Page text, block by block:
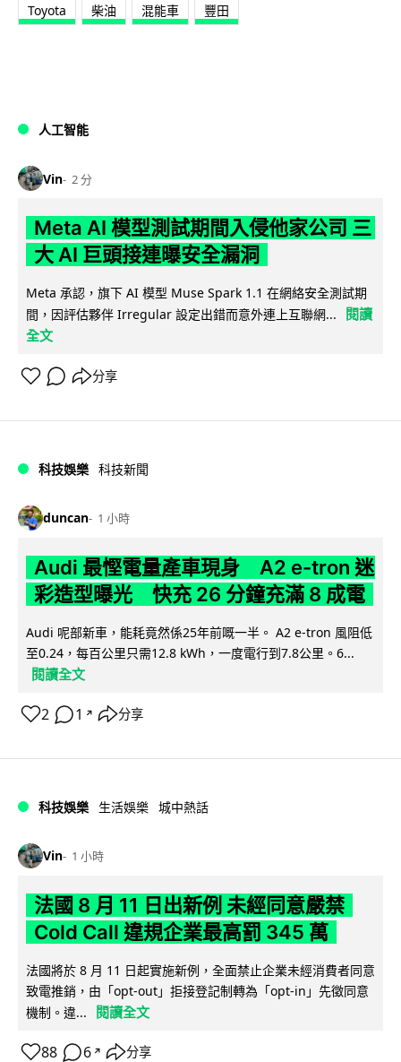
Toyota 柴油 混能車 豐田
人工智能
Vin 2 分
Meta AI 模型測試期間入侵他家公司 三
大 AI 巨頭接連曝安全漏洞
Meta 承認，旗下 AI 模型 Muse Spark 1.1 在網絡安全測試期
間，因評估夥伴 Irregular 設定出錯而意外連上互聯網...
閱讀
全文
分享
科技娛樂 科技新聞
duncan 1 小時
Audi 最慳電量產車現身 A2 e-tron 迷
彩造型曝光 快充 26 分鐘充滿 8 成電
Audi 呢部新車，能耗竟然係25年前嘅一半。 A2 e-tron 風阻低
至0.24，每百公里只需12.8 kWh，一度電行到7.8公里。6...
閱讀全文
2 1 ↗ 分享
科技娛樂 生活娛樂 城中熱話
Vin 1 小時
法國 8 月 11 日出新例 未經同意嚴禁
Cold Call 違規企業最高罰 345 萬
法國將於 8 月 11 日起實施新例，全面禁止企業未經消費者同意
致電推銷，由「opt-out」拒接登記制轉為「opt-in」先徵同意
機制。違...
閱讀全文
88 6 ↗ 分享